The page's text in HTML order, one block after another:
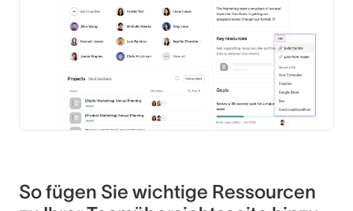
So fügen Sie wichtige Ressourcen